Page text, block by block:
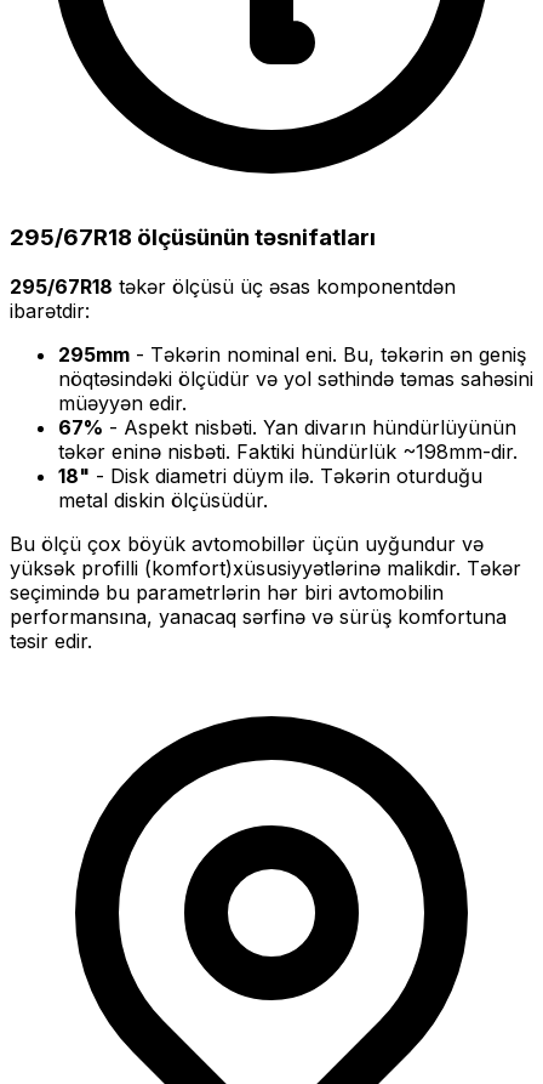
295/67R18 ölçüsünün təsnifatları
295/67R18 təkər ölçüsü üç əsas komponentdən
ibarətdir:
295mm - Təkərin nominal eni. Bu, təkərin ən geniş
nöqtəsindəki ölçüdür və yol səthində təmas sahəsini
müəyyən edir.
67% - Aspekt nisbəti. Yan divarın hündürlüyünün
təkər eninə nisbəti. Faktiki hündürlük ~198mm-dir.
18" - Disk diametri düym ilə. Təkərin oturduğu
metal diskin ölçüsüdür.
Bu ölçü çox böyük avtomobillər üçün uyğundur və
yüksək profilli (komfort)xüsusiyyətlərinə malikdir. Təkər
seçimində bu parametrlərin hər biri avtomobilin
performansına, yanacaq sərfinə və sürüş komfortuna
təsir edir.